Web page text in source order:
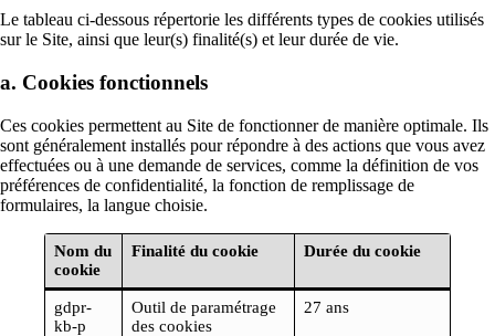
Le tableau ci-dessous répertorie les différents types de cookies utilisés
sur le Site, ainsi que leur(s) finalité(s) et leur durée de vie.
a. Cookies fonctionnels
Ces cookies permettent au Site de fonctionner de manière optimale. Ils
sont généralement installés pour répondre à des actions que vous avez
effectuées ou à une demande de services, comme la définition de vos
préférences de confidentialité, la fonction de remplissage de
formulaires, la langue choisie.
Nom du
cookie
Finalité du cookie Durée du cookie
gdpr-
kb-p
Outil de paramétrage
des cookies
27 ans